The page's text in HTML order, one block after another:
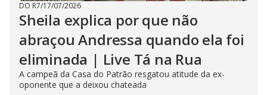
DO R7/17/07/2026
Sheila explica por que não
abraçou Andressa quando ela foi
eliminada | Live Tá na Rua
A campeã da Casa do Patrão resgatou atitude da ex-
oponente que a deixou chateada